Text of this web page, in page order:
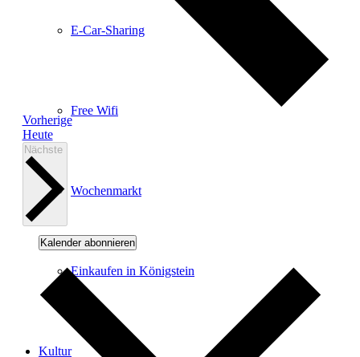
E-Car-Sharing
Free Wifi
Wochenmarkt
Einkaufen in Königstein
Kultur
VorherigeVeranstaltungen
Heute
Nächste
Kalender abonnieren